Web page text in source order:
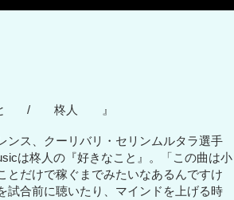
と / 柊人 』
ンス、クーリバリ・セリンムルタラ選手
は柊人の『好きなこと』。「この曲は小
とだけで稼ぐまでみたいなあるんですけ
試合前に聴いたり、マインドを上げる時